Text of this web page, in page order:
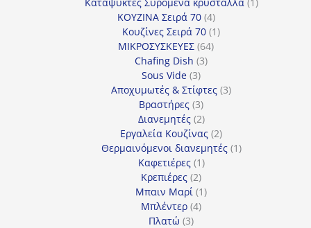
Καταψύκτες Συρόμενα κρύσταλλα 1
ΚΟΥΖΙΝΑ Σειρά 70 44
προϊόντα
Κουζίνες Σειρά 70 11
ΜΙΚΡΟΣΥΣΚΕΥΕΣ 6464
Chafing Dish 33
Sous Vide 33
προϊόντα
Αποχυμωτές & Στίφτες 33
Βραστήρες 33
προϊόντα
Διανεμητές 22
προϊόντα
Εργαλεία Κουζίνας 22
προϊόντα
Θερμαινόμενοι διανεμητές 11
Καφετιέρες 11
προϊόν
Κρεπιέρες 22
προϊόντα
Μπαιν Μαρί 11
Μπλέντερ 44
Πλατώ 33